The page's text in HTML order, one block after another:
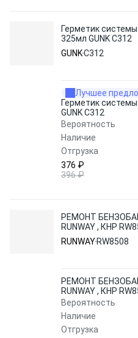
Герметик
325мл GUNK C312
GUNKC312
Лучшее
Герметик
GUNK C312
Вероятность
Наличие
Отгрузка
376 ₽
396 ₽
РЕМОНТ
RUNWAY , КНР
RUNWAY RW8508
РЕМОНТ
RUNWAY , КНР
Вероятность
Наличие
Отгрузка